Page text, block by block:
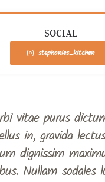
SOCIAL
stephanies_kitchen
vitae purus
in, gravida
dignissim
Nullam sodales